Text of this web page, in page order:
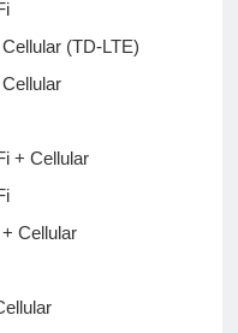
(TD-LTE)
+ Cellular
Cellular